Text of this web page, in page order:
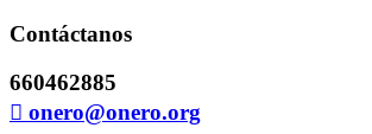
Contáctanos
660462885
onero@onero.org